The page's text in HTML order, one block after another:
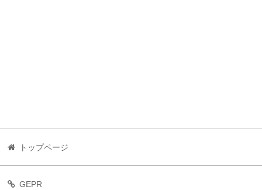
トップページ
GEPR